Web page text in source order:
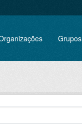
Grupos